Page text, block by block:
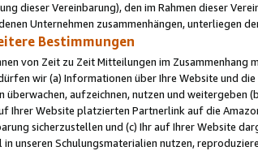
dieser Vereinbarung), den im Rahmen dieser
Unternehmen zusammenhängen, unterliegen
Bestimmungen
von Zeit zu Zeit Mitteilungen im Zusammenhang
wir (a) Informationen über Ihre Website und
überwachen, aufzeichnen, nutzen und weitergeben
Ihrer Website platzierten Partnerlink auf die
sicherzustellen und (c) Ihr auf Ihrer Website
in unseren Schulungsmaterialien nutzen,